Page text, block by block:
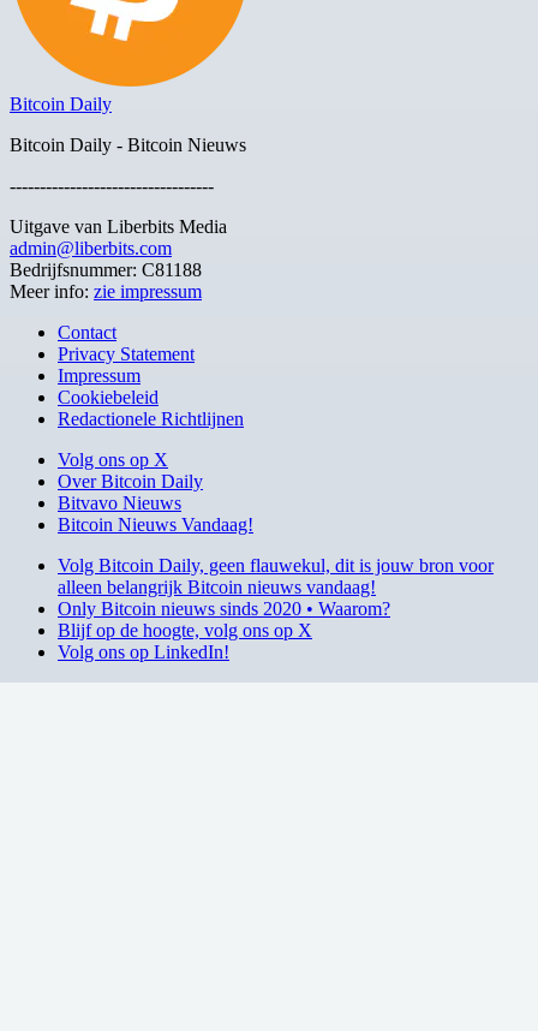
Bitcoin Daily
Bitcoin Daily - Bitcoin Nieuws
----------------------------------
Uitgave van Liberbits Media
admin@liberbits.com
Bedrijfsnummer: C81188
Meer info: zie impressum
Contact
Privacy Statement
Impressum
Cookiebeleid
Redactionele Richtlijnen
Volg ons op X
Over Bitcoin Daily
Bitvavo Nieuws
Bitcoin Nieuws Vandaag!
Volg Bitcoin Daily, geen flauwekul, dit is jouw bron voor
alleen belangrijk Bitcoin nieuws vandaag!
Only Bitcoin nieuws sinds 2020 • Waarom?
Blijf op de hoogte, volg ons op X
Volg ons op LinkedIn!